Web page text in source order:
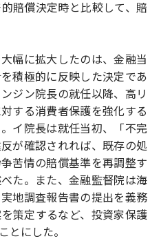
賠償決定時と比較して、賠
幅に拡大したのは、金融当
積極的に反映した決定であ
ジン院長の就任以降、高リ
する消費者保護を強化する
イ院長は就任当初、「不完
が確認されれば、既存の処
苦情の賠償基準を再調整す
た。また、金融監督院は海
地調査報告書の提出を義務
策定するなど、投資家保護
とにした。